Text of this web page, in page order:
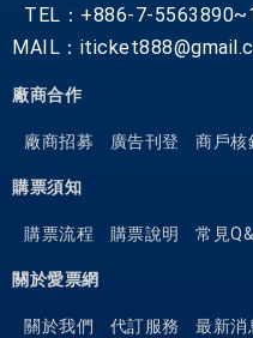
TEL：+886-7-
MAIL：
廠商合作
廠商招募 廣告刊登 商戶核
購票須知
購票流程 購票說明 常見
關於愛票網
關於我們 代訂服務 最新消